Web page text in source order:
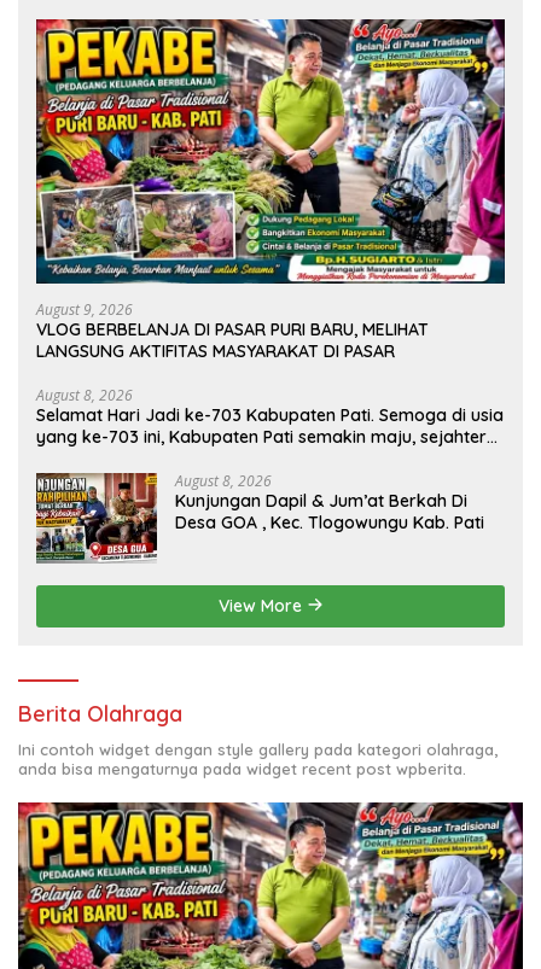
August 9, 2026
VLOG BERBELANJA DI PASAR PURI BARU, MELIHAT
LANGSUNG AKTIFITAS MASYARAKAT DI PASAR
August 8, 2026
Selamat Hari Jadi ke-703 Kabupaten Pati. Semoga di usia
yang ke-703 ini, Kabupaten Pati semakin maju, sejahtera,
kesejahteraan bagi seluruh masyarakatnya. Semoga
sinergi dan kolaborasi yang telah terjalin semakin kuat
demi mewujudkan pembangunan yang berkelanjutan.
Dirgahayu Kabupaten Pati ke-703. Salam sedulur Pati
Selawase. Facebook
August 8, 2026
Kunjungan Dapil & Jum’at Berkah Di
Desa GOA , Kec. Tlogowungu Kab. Pati
View More
Berita Olahraga
Ini contoh widget dengan style gallery pada kategori olahraga,
anda bisa mengaturnya pada widget recent post wpberita.